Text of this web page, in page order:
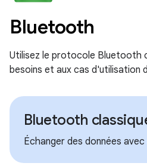
Bluetooth
Utilisez le protocole Bluetooth
besoins et aux cas d'utilisation
Bluetooth
Échanger des données